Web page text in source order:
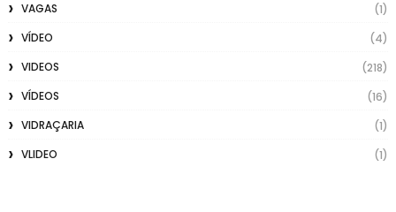
VAGAS
(1)
VÍDEO
(4)
VIDEOS
(218)
VÍDEOS
(16)
VIDRAÇARIA
(1)
VLIDEO
(1)